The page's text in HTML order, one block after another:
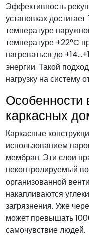
Эффективность
установках
температуре
температуре +22°C
нагреваться до
энергии. Такой
нагрузку на систему
Особенности
каркасных
Каркасные
использованием
мембран. Эти слои
неконтролируемый
организованной
накапливаются
загрязнения. Уже
может превышать
самочувствие людей.